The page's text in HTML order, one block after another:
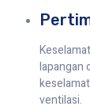
lapangan
ventilasi.